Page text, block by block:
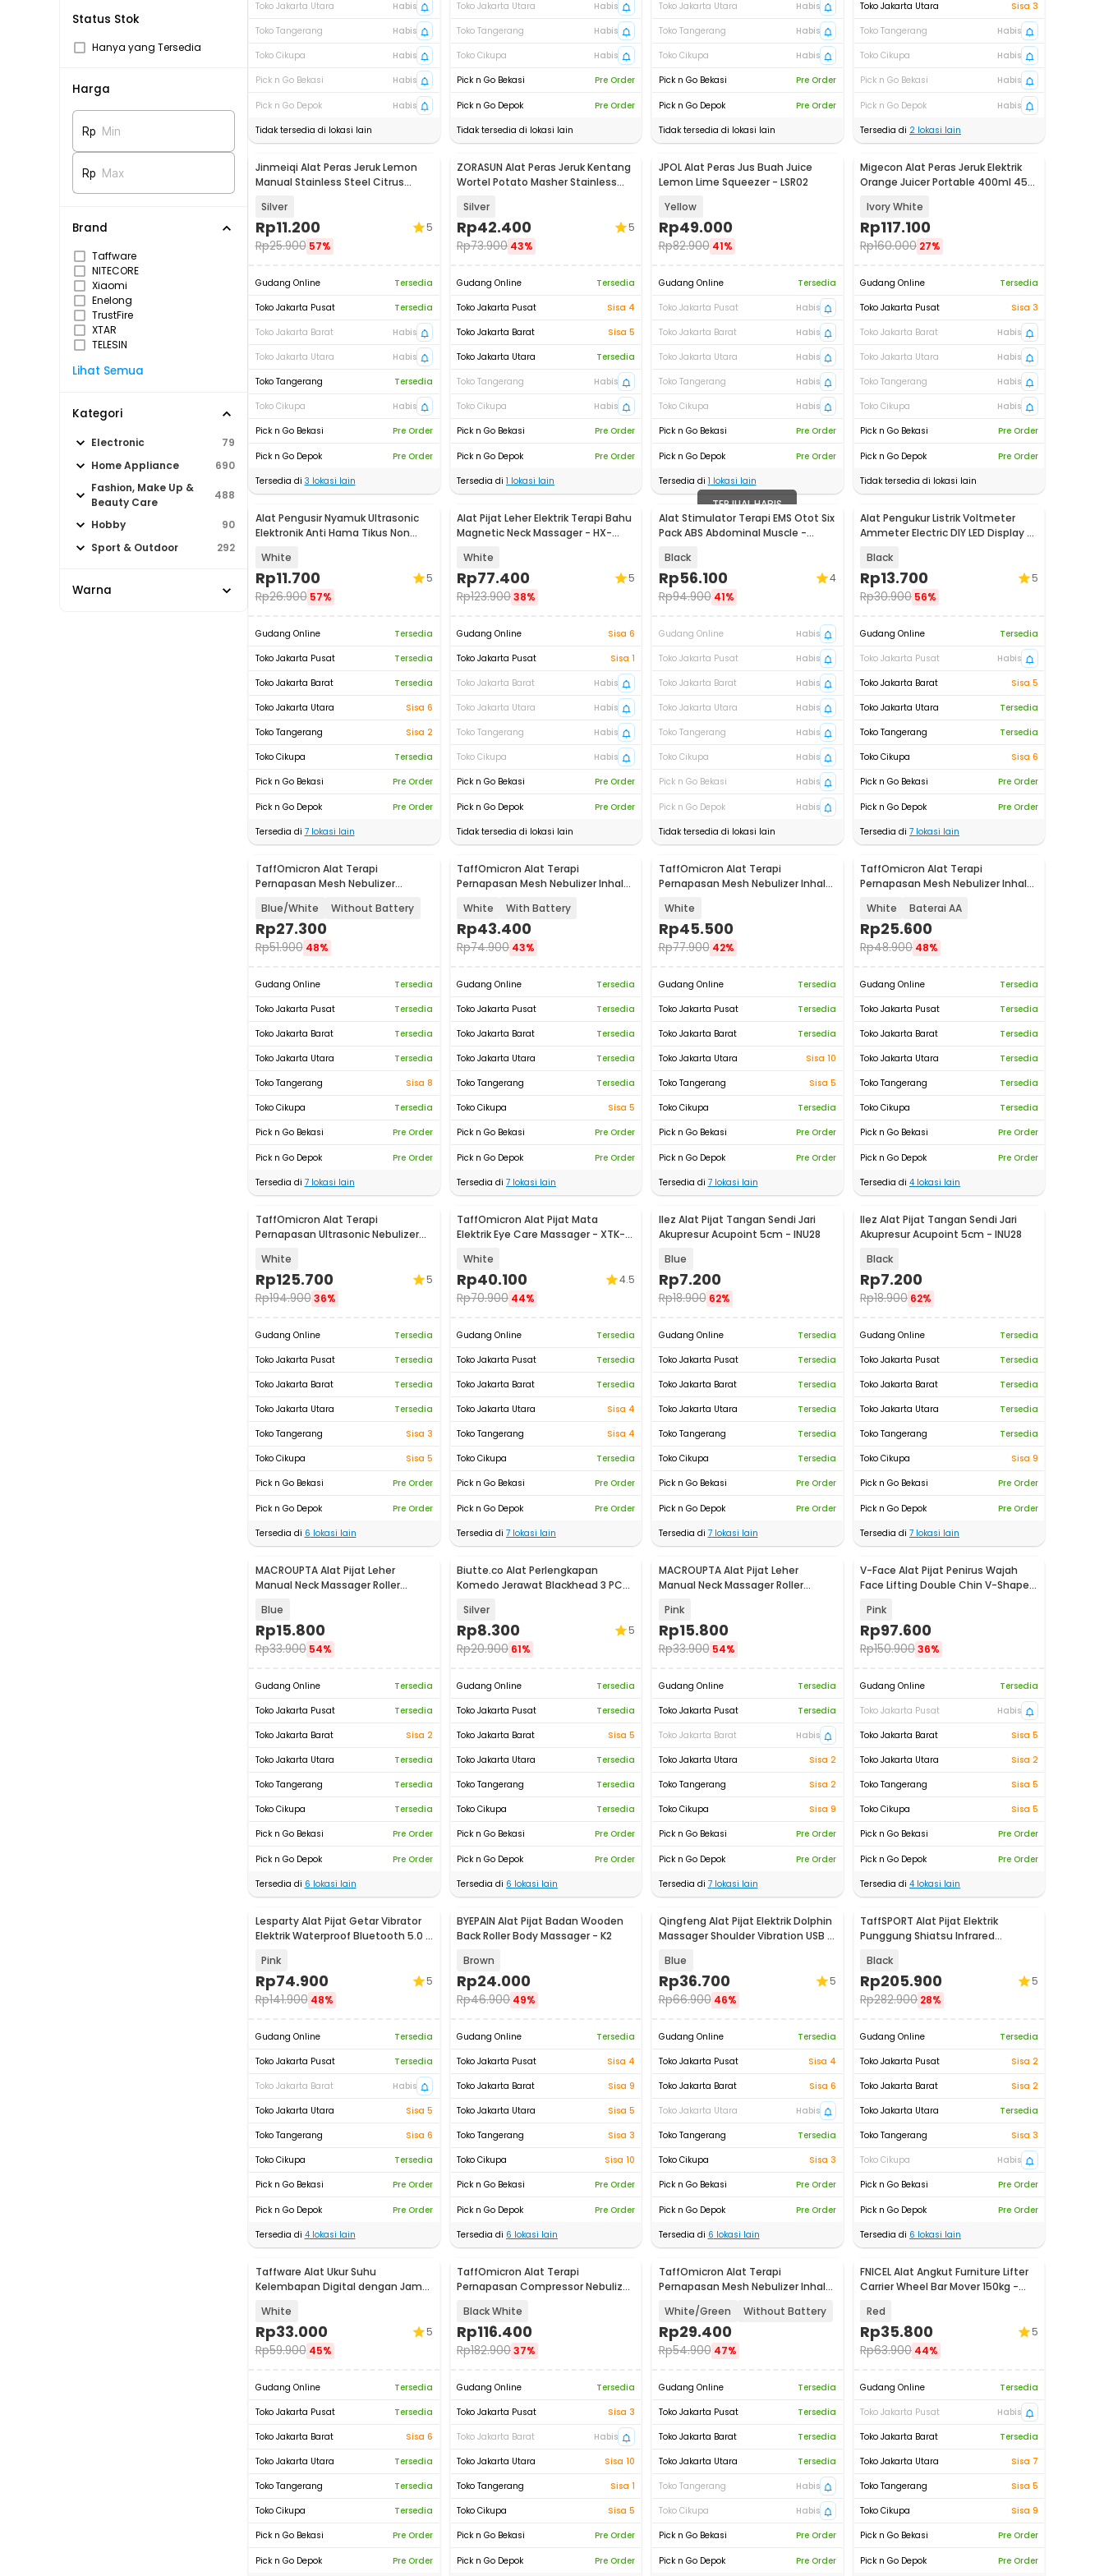
Status Stok
Hanya yang Tersedia
Harga
Rp Min
Rp Max
Brand
Taffware
NITECORE
Xiaomi
Enelong
TrustFire
XTAR
TELESIN
Lihat Semua
Kategori
Electronic
79
Home Appliance
690
Fashion, Make Up &
Beauty Care
488
Hobby
90
Sport & Outdoor
292
Warna
Toko Jakarta Utara
Habis
Toko Tangerang
Habis
Toko Cikupa
Habis
Pick n Go Bekasi
Habis
Pick n Go Depok
Habis
Tidak tersedia di lokasi lain
Toko Jakarta Utara
Habis
Toko Tangerang
Habis
Toko Cikupa
Habis
Pick n Go Bekasi
Pre Order
Pick n Go Depok
Pre Order
Tidak tersedia di lokasi lain
Toko Jakarta Utara
Habis
Toko Tangerang
Habis
Toko Cikupa
Habis
Pick n Go Bekasi
Pre Order
Pick n Go Depok
Pre Order
Tidak tersedia di lokasi lain
Toko Jakarta Utara
Sisa 3
Toko Tangerang
Habis
Toko Cikupa
Habis
Pick n Go Bekasi
Habis
Pick n Go Depok
Habis
Tersedia di 2 lokasi lain
Jinmeiqi Alat Peras Jeruk Lemon
Manual Stainless Steel Citrus
Silver
Rp11.200
Rp25.900 57%
5
Gudang Online
Tersedia
Toko Jakarta Pusat
Tersedia
Toko Jakarta Barat
Habis
Toko Jakarta Utara
Habis
Toko Tangerang
Tersedia
Toko Cikupa
Habis
Pick n Go Bekasi
Pre Order
Pick n Go Depok
Pre Order
Tersedia di 3 lokasi lain
ZORASUN Alat Peras Jeruk Kentang
Wortel Potato Masher Stainless
Silver
Rp42.400
Rp73.900 43%
5
Gudang Online
Tersedia
Toko Jakarta Pusat
Sisa 4
Toko Jakarta Barat
Sisa 5
Toko Jakarta Utara
Tersedia
Toko Tangerang
Habis
Toko Cikupa
Habis
Pick n Go Bekasi
Pre Order
Pick n Go Depok
Pre Order
Tersedia di 1 lokasi lain
JPOL Alat Peras Jus Buah Juice
Lemon Lime Squeezer - LSR02
Yellow
Rp49.000
Rp82.900 41%
Gudang Online
Tersedia
Toko Jakarta Pusat
Habis
Toko Jakarta Barat
Habis
Toko Jakarta Utara
Habis
Toko Tangerang
Habis
Toko Cikupa
Habis
Pick n Go Bekasi
Pre Order
Pick n Go Depok
Pre Order
Tersedia di 1 lokasi lain
Migecon Alat Peras Jeruk Elektrik
Orange Juicer Portable 400ml 45W
Ivory White
Rp117.100
Rp160.000 27%
Gudang Online
Tersedia
Toko Jakarta Pusat
Sisa 3
Toko Jakarta Barat
Habis
Toko Jakarta Utara
Habis
Toko Tangerang
Habis
Toko Cikupa
Habis
Pick n Go Bekasi
Pre Order
Pick n Go Depok
Pre Order
Tidak tersedia di lokasi lain
Alat Pengusir Nyamuk Ultrasonic
Elektronik Anti Hama Tikus Non
White
Rp11.700
Rp26.900 57%
5
Gudang Online
Tersedia
Toko Jakarta Pusat
Tersedia
Toko Jakarta Barat
Tersedia
Toko Jakarta Utara
Sisa 6
Toko Tangerang
Sisa 2
Toko Cikupa
Tersedia
Pick n Go Bekasi
Pre Order
Pick n Go Depok
Pre Order
Tersedia di 7lokasi lain
Alat Pijat Leher Elektrik Terapi Bahu
Magnetic Neck Massager - HX-
White
Rp77.400
Rp123.90038%
5
Gudang Online
Sisa 6
Toko Jakarta Pusat
Sisa 1
Toko Jakarta Barat
Habis
Toko Jakarta Utara
Habis
Toko Tangerang
Habis
Toko Cikupa
Habis
Pick n Go Bekasi
Pre Order
Pick n Go Depok
Pre Order
Tidak tersedia di lokasi lain
TERJUAL HABIS
Alat Stimulator Terapi EMS Otot Six
Pack ABS Abdominal Muscle -
Black
Rp56.100
Rp94.900 41%
4
Gudang Online
Habis
Toko Jakarta Pusat
Habis
Toko Jakarta Barat
Habis
Toko Jakarta Utara
Habis
Toko Tangerang
Habis
Toko Cikupa
Habis
Pick n Go Bekasi
Habis
Pick n Go Depok
Habis
Tidak tersedia di lokasi lain
Alat Pengukur Listrik Voltmeter
Ammeter Electric DIY LED Display -
Black
Rp13.700
Rp30.900 56%
5
Gudang Online
Tersedia
Toko Jakarta Pusat
Habis
Toko Jakarta Barat
Sisa 5
Toko Jakarta Utara
Tersedia
Toko Tangerang
Tersedia
Toko Cikupa
Sisa 6
Pick n Go Bekasi
Pre Order
Pick n Go Depok
Pre Order
Tersedia di 7 lokasi lain
TaffOmicron Alat Terapi
Pernapasan Mesh Nebulizer
Blue/White Without Battery
Rp27.300
Rp51.900 48%
Gudang Online
Tersedia
Toko Jakarta Pusat
Tersedia
Toko Jakarta Barat
Tersedia
Toko Jakarta Utara
Tersedia
Toko Tangerang
Sisa 8
Toko Cikupa
Tersedia
Pick n Go Bekasi
Pre Order
Pick n Go Depok
Pre Order
Tersedia di 7lokasi lain
TaffOmicron Alat Terapi
Pernapasan Mesh Nebulizer Inhaler
White With Battery
Rp43.400
Rp74.900 43%
Gudang Online
Tersedia
Toko Jakarta Pusat
Tersedia
Toko Jakarta Barat
Tersedia
Toko Jakarta Utara
Tersedia
Toko Tangerang
Tersedia
Toko Cikupa
Sisa 5
Pick n Go Bekasi
Pre Order
Pick n Go Depok
Pre Order
Tersedia di 7 lokasi lain
TaffOmicron Alat Terapi
Pernapasan Mesh Nebulizer Inhaler
White
Rp45.500
Rp77.900 42%
Gudang Online
Tersedia
Toko Jakarta Pusat
Tersedia
Toko Jakarta Barat
Tersedia
Toko Jakarta Utara
Sisa 10
Toko Tangerang
Sisa 5
Toko Cikupa
Tersedia
Pick n Go Bekasi
Pre Order
Pick n Go Depok
Pre Order
Tersedia di 7lokasi lain
TaffOmicron Alat Terapi
Pernapasan Mesh Nebulizer Inhaler
White Baterai AA
Rp25.600
Rp48.900 48%
Gudang Online
Tersedia
Toko Jakarta Pusat
Tersedia
Toko Jakarta Barat
Tersedia
Toko Jakarta Utara
Tersedia
Toko Tangerang
Tersedia
Toko Cikupa
Tersedia
Pick n Go Bekasi
Pre Order
Pick n Go Depok
Pre Order
Tersedia di 4 lokasi lain
TaffOmicron Alat Terapi
Pernapasan Ultrasonic Nebulizer
White
Rp125.700
Rp194.900 36%
5
Gudang Online
Tersedia
Toko Jakarta Pusat
Tersedia
Toko Jakarta Barat
Tersedia
Toko Jakarta Utara
Tersedia
Toko Tangerang
Sisa 3
Toko Cikupa
Sisa 5
Pick n Go Bekasi
Pre Order
Pick n Go Depok
Pre Order
Tersedia di 6 lokasi lain
TaffOmicron Alat Pijat Mata
Elektrik Eye Care Massager - XTK-
White
Rp40.100
Rp70.900 44%
4.5
Gudang Online
Tersedia
Toko Jakarta Pusat
Tersedia
Toko Jakarta Barat
Tersedia
Toko Jakarta Utara
Sisa 4
Toko Tangerang
Sisa 4
Toko Cikupa
Tersedia
Pick n Go Bekasi
Pre Order
Pick n Go Depok
Pre Order
Tersedia di 7 lokasi lain
Ilez Alat Pijat Tangan Sendi Jari
Akupresur Acupoint 5cm - INU28
Blue
Rp7.200
Rp18.900 62%
Gudang Online
Tersedia
Toko Jakarta Pusat
Tersedia
Toko Jakarta Barat
Tersedia
Toko Jakarta Utara
Tersedia
Toko Tangerang
Tersedia
Toko Cikupa
Tersedia
Pick n Go Bekasi
Pre Order
Pick n Go Depok
Pre Order
Tersedia di 7lokasi lain
Ilez Alat Pijat Tangan Sendi Jari
Akupresur Acupoint 5cm - INU28
Black
Rp7.200
Rp18.900 62%
Gudang Online
Tersedia
Toko Jakarta Pusat
Tersedia
Toko Jakarta Barat
Tersedia
Toko Jakarta Utara
Tersedia
Toko Tangerang
Tersedia
Toko Cikupa
Sisa 9
Pick n Go Bekasi
Pre Order
Pick n Go Depok
Pre Order
Tersedia di 7 lokasi lain
MACROUPTA Alat Pijat Leher
Manual Neck Massager Roller
Blue
Rp15.800
Rp33.900 54%
Gudang Online
Tersedia
Toko Jakarta Pusat
Tersedia
Toko Jakarta Barat
Sisa 2
Toko Jakarta Utara
Tersedia
Toko Tangerang
Tersedia
Toko Cikupa
Tersedia
Pick n Go Bekasi
Pre Order
Pick n Go Depok
Pre Order
Tersedia di 6 lokasi lain
Biutte.co Alat Perlengkapan
Komedo Jerawat Blackhead 3 PCS
Silver
Rp8.300
Rp20.900 61%
5
Gudang Online
Tersedia
Toko Jakarta Pusat
Tersedia
Toko Jakarta Barat
Sisa 5
Toko Jakarta Utara
Tersedia
Toko Tangerang
Tersedia
Toko Cikupa
Tersedia
Pick n Go Bekasi
Pre Order
Pick n Go Depok
Pre Order
Tersedia di 6 lokasi lain
MACROUPTA Alat Pijat Leher
Manual Neck Massager Roller
Pink
Rp15.800
Rp33.900 54%
Gudang Online
Tersedia
Toko Jakarta Pusat
Tersedia
Toko Jakarta Barat
Habis
Toko Jakarta Utara
Sisa 2
Toko Tangerang
Sisa 2
Toko Cikupa
Sisa 9
Pick n Go Bekasi
Pre Order
Pick n Go Depok
Pre Order
Tersedia di 7lokasi lain
V-Face Alat Pijat Penirus Wajah
Face Lifting Double Chin V-Shaped
Pink
Rp97.600
Rp150.90036%
Gudang Online
Tersedia
Toko Jakarta Pusat
Habis
Toko Jakarta Barat
Sisa 5
Toko Jakarta Utara
Sisa 2
Toko Tangerang
Sisa 5
Toko Cikupa
Sisa 5
Pick n Go Bekasi
Pre Order
Pick n Go Depok
Pre Order
Tersedia di 4 lokasi lain
Lesparty Alat Pijat Getar Vibrator
Elektrik Waterproof Bluetooth 5.0 -
Pink
Rp74.900
Rp141.900 48%
5
Gudang Online
Tersedia
Toko Jakarta Pusat
Tersedia
Toko Jakarta Barat
Habis
Toko Jakarta Utara
Sisa 5
Toko Tangerang
Sisa 6
Toko Cikupa
Tersedia
Pick n Go Bekasi
Pre Order
Pick n Go Depok
Pre Order
Tersedia di 4lokasi lain
BYEPAIN Alat Pijat Badan Wooden
Back Roller Body Massager - K2
Brown
Rp24.000
Rp46.900 49%
Gudang Online
Tersedia
Toko Jakarta Pusat
Sisa 4
Toko Jakarta Barat
Sisa 9
Toko Jakarta Utara
Sisa 5
Toko Tangerang
Sisa 3
Toko Cikupa
Sisa 10
Pick n Go Bekasi
Pre Order
Pick n Go Depok
Pre Order
Tersedia di 6 lokasi lain
Qingfeng Alat Pijat Elektrik Dolphin
Massager Shoulder Vibration USB -
Blue
Rp36.700
Rp66.900 46%
5
Gudang Online
Tersedia
Toko Jakarta Pusat
Sisa 4
Toko Jakarta Barat
Sisa 6
Toko Jakarta Utara
Habis
Toko Tangerang
Tersedia
Toko Cikupa
Sisa 3
Pick n Go Bekasi
Pre Order
Pick n Go Depok
Pre Order
Tersedia di 6 lokasi lain
TaffSPORT Alat Pijat Elektrik
Punggung Shiatsu Infrared
Black
Rp205.900
Rp282.900 28%
5
Gudang Online
Tersedia
Toko Jakarta Pusat
Sisa 2
Toko Jakarta Barat
Sisa 2
Toko Jakarta Utara
Tersedia
Toko Tangerang
Sisa 3
Toko Cikupa
Habis
Pick n Go Bekasi
Pre Order
Pick n Go Depok
Pre Order
Tersedia di 6 lokasi lain
Taffware Alat Ukur Suhu
Kelembapan Digital dengan Jam
White
Rp33.000
Rp59.900 45%
5
Gudang Online
Tersedia
Toko Jakarta Pusat
Tersedia
Toko Jakarta Barat
Sisa 6
Toko Jakarta Utara
Tersedia
Toko Tangerang
Tersedia
Toko Cikupa
Tersedia
Pick n Go Bekasi
Pre Order
Pick n Go Depok Pre Order
TaffOmicron Alat Terapi
Pernapasan Compressor Nebulizer
Black White
Rp116.400
Rp182.90037%
Gudang Online
Tersedia
Toko Jakarta Pusat
Sisa 3
Toko Jakarta Barat
Habis
Toko Jakarta Utara
Sisa 10
Toko Tangerang
Sisa 1
Toko Cikupa
Sisa 5
Pick n Go Bekasi
Pre Order
Pick n Go Depok Pre Order
TaffOmicron Alat Terapi
Pernapasan Mesh Nebulizer Inhaler
White/Green Without Battery
Rp29.400
Rp54.900 47%
Gudang Online
Tersedia
Toko Jakarta Pusat
Tersedia
Toko Jakarta Barat
Tersedia
Toko Jakarta Utara
Tersedia
Toko Tangerang
Habis
Toko Cikupa
Habis
Pick n Go Bekasi
Pre Order
Pick n Go Depok Pre Order
FNICEL Alat Angkut Furniture Lifter
Carrier Wheel Bar Mover 150kg -
Red
Rp35.800
Rp63.900 44%
5
Gudang Online
Tersedia
Toko Jakarta Pusat
Habis
Toko Jakarta Barat
Tersedia
Toko Jakarta Utara
Sisa 7
Toko Tangerang
Sisa 5
Toko Cikupa
Sisa 9
Pick n Go Bekasi
Pre Order
Pick n Go Depok Pre Order